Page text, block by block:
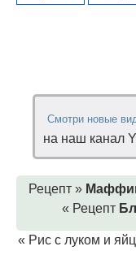
Смотри новые
на наш канал
Рецепт »
« Рецепт
« Рис с луком и